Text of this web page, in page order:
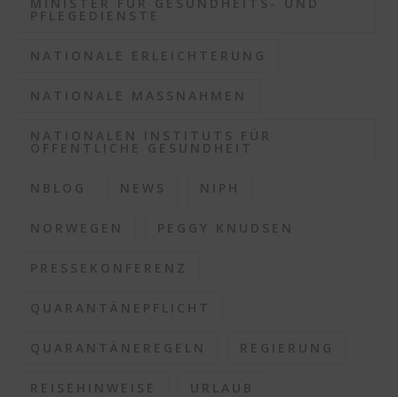
PFLEGEDIENSTE
NATIONALE ERLEICHTERUNG
NATIONALE MASSNAHMEN
NATIONALEN INSTITUTS FÜR
ÖFFENTLICHE GESUNDHEIT
NBLOG NEWS NIPH
NORWEGEN PEGGY KNUDSEN
PRESSEKONFERENZ
QUARANTÄNEPFLICHT
QUARANTÄNEREGELN REGIERUNG
REISEHINWEISE URLAUB